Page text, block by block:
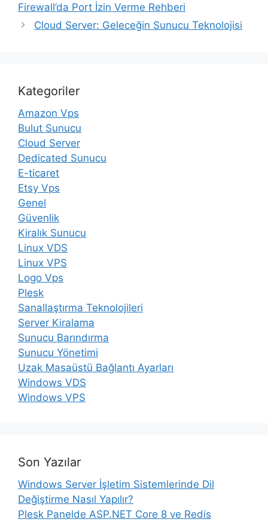
Firewall’da Port İzin Verme Rehberi
Cloud Server: Geleceğin Sunucu Teknolojisi
Kategoriler
Amazon Vps
Bulut Sunucu
Cloud Server
Dedicated Sunucu
E-ticaret
Etsy Vps
Genel
Güvenlik
Kiralık Sunucu
Linux VDS
Linux VPS
Logo Vps
Plesk
Sanallaştırma Teknolojileri
Server Kiralama
Sunucu Barındırma
Sunucu Yönetimi
Uzak Masaüstü Bağlantı Ayarları
Windows VDS
Windows VPS
Son Yazılar
Windows Server İşletim Sistemlerinde Dil
Değiştirme Nasıl Yapılır?
Plesk Panelde ASP.NET Core 8 ve Redis